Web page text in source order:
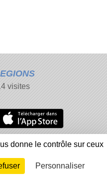
visites
des cookies
un contenu inapproprié
Connexion
donne le contrôle sur ceux
Personnaliser